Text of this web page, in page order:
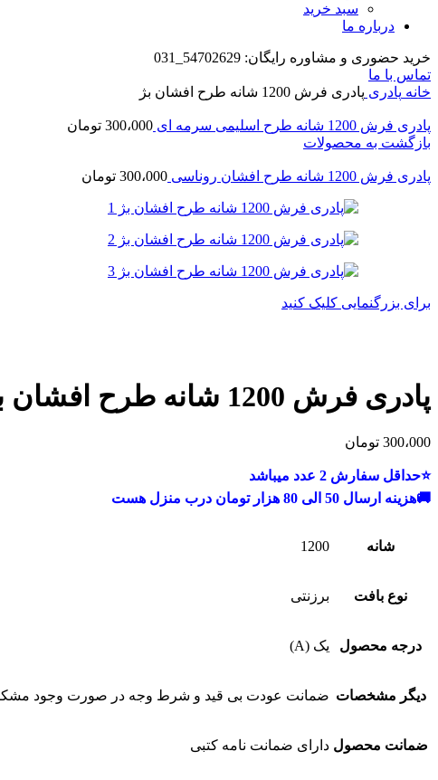
سبد خرید
درباره ما
خرید حضوری و مشاوره رایگان: 54702629_031
تماس با ما
خانه پادری پادری فرش 1200 شانه طرح افشان بژ
پادری فرش 1200 شانه طرح اسلیمی سرمه ای 300،000 تومان
بازگشت به محصولات
پادری فرش 1200 شانه طرح افشان روناسی 300،000 تومان
برای بزرگنمایی کلیک کنید
پادری فرش 1200 شانه طرح افشان بژ
300،000 تومان
⭐حداقل سفارش 2 عدد میباشد
🚚هزینه ارسال 50 الی 80 هزار تومان درب منزل هست
شانه 1200
نوع بافت برزنتی
درجه محصول یک (A)
دیگر مشخصات ضمانت عودت بی قید و شرط وجه در صورت وجود
ضمانت محصول دارای ضمانت نامه کتبی